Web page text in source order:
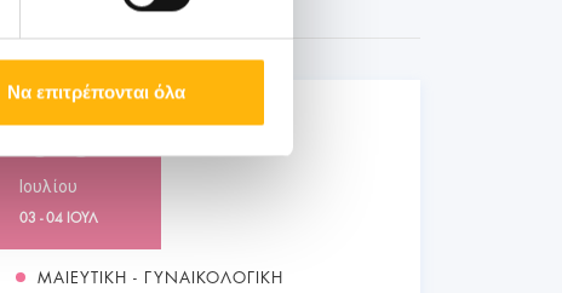
Να επιτρέπονται όλα
03
Ιουλίου
03 - 04 ΙΟΥΛ
ΜΑΙΕΥΤΙΚΗ - ΓΥΝΑΙΚΟΛΟΓΙΚΗ